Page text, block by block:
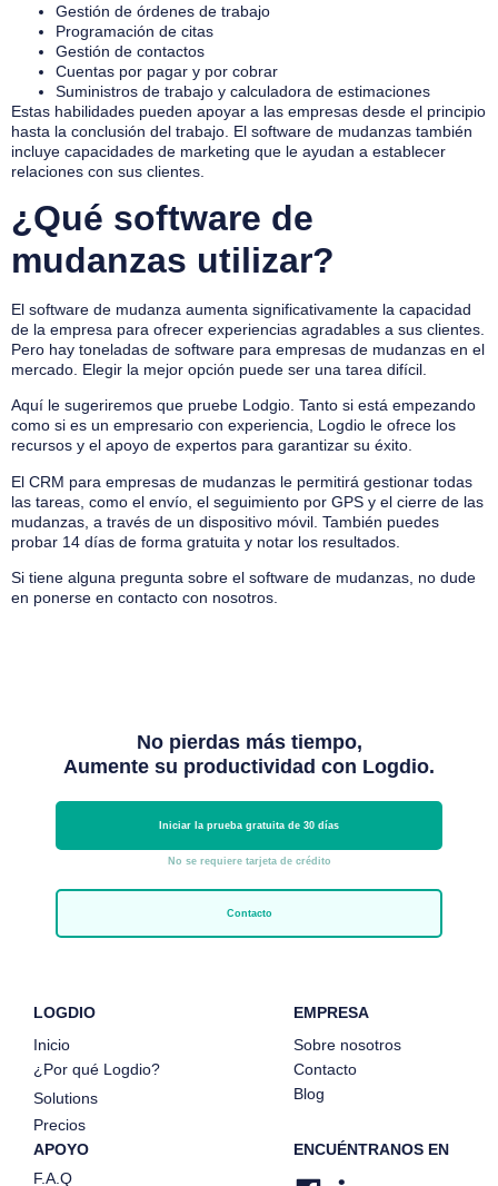
Gestión de órdenes de trabajo
Programación de citas
Gestión de contactos
Cuentas por pagar y por cobrar
Suministros de trabajo y calculadora de estimaciones
Estas habilidades pueden apoyar a las empresas desde el principio
hasta la conclusión del trabajo. El software de mudanzas también
incluye capacidades de marketing que le ayudan a establecer
relaciones con sus clientes.
¿Qué software de
mudanzas utilizar?
El software de mudanza aumenta significativamente la capacidad
de la empresa para ofrecer experiencias agradables a sus clientes.
Pero hay toneladas de software para empresas de mudanzas en el
mercado. Elegir la mejor opción puede ser una tarea difícil.
Aquí le sugeriremos que pruebe Lodgio. Tanto si está empezando
como si es un empresario con experiencia, Logdio le ofrece los
recursos y el apoyo de expertos para garantizar su éxito.
El CRM para empresas de mudanzas le permitirá gestionar todas
las tareas, como el envío, el seguimiento por GPS y el cierre de las
mudanzas, a través de un dispositivo móvil. También puedes
probar 14 días de forma gratuita y notar los resultados.
Si tiene alguna pregunta sobre el software de mudanzas, no dude
en ponerse en contacto con nosotros.
No pierdas más tiempo,
Aumente su productividad con Logdio.
Iniciar la prueba gratuita de 30 días
No se requiere tarjeta de crédito
Contacto
LOGDIO
Inicio
¿Por qué Logdio?
Solutions
Precios
EMPRESA
Sobre nosotros
Contacto
Blog
APOYO
F.A.Q
ENCUÉNTRANOS EN